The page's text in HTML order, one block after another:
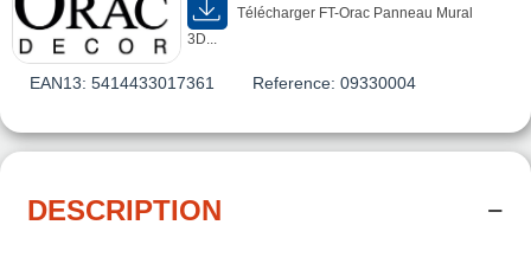
Télécharger FT-Orac Panneau Mural
3D...
EAN13: 5414433017361 Reference: 09330004
DESCRIPTION